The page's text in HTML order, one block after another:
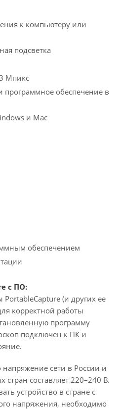
к компьютеру или
подсветка
Мпикс
обеспечение в
и Mac
обеспечением
с ПО:
(и других ее
корректной работы
программу
подключен к ПК и
сети в России и
стран составляет 220–240 В.
устройство в стране с
напряжения, необходимо